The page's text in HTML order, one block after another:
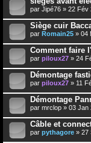
par Jipé76 » 22 Fév
Siège cuir
par Romain25 » 04
Comment faire
par piloux27 » 24
Démontage
par piloux27 » 11
Démontage
par mrclop » 03 Jan
Câble et
par pythagore » 27